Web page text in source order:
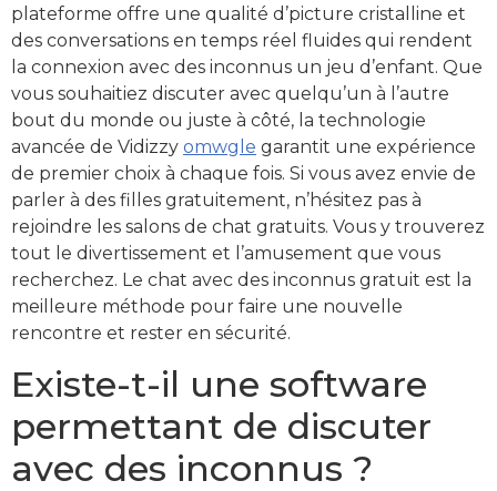
plateforme offre une qualité d’picture cristalline et
des conversations en temps réel fluides qui rendent
la connexion avec des inconnus un jeu d’enfant. Que
vous souhaitiez discuter avec quelqu’un à l’autre
bout du monde ou juste à côté, la technologie
avancée de Vidizzy omwgle garantit une expérience
de premier choix à chaque fois. Si vous avez envie de
parler à des filles gratuitement, n’hésitez pas à
rejoindre les salons de chat gratuits. Vous y trouverez
tout le divertissement et l’amusement que vous
recherchez. Le chat avec des inconnus gratuit est la
meilleure méthode pour faire une nouvelle
rencontre et rester en sécurité.
Existe-t-il une software
permettant de discuter
avec des inconnus ?